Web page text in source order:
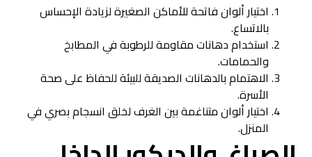
اختيار ألوان فاتحة للأماكن الصغيرة لزيادة الإحساس
بالاتساع.
استخدام دهانات مقاومة للرطوبة في المطابخ
والحمامات.
الاهتمام بالدهانات الصديقة للبيئة للحفاظ على صحة
الأسرة.
اختيار ألوان متناغمة بين الغرف لخلق انسجام بصري في
المنزل.